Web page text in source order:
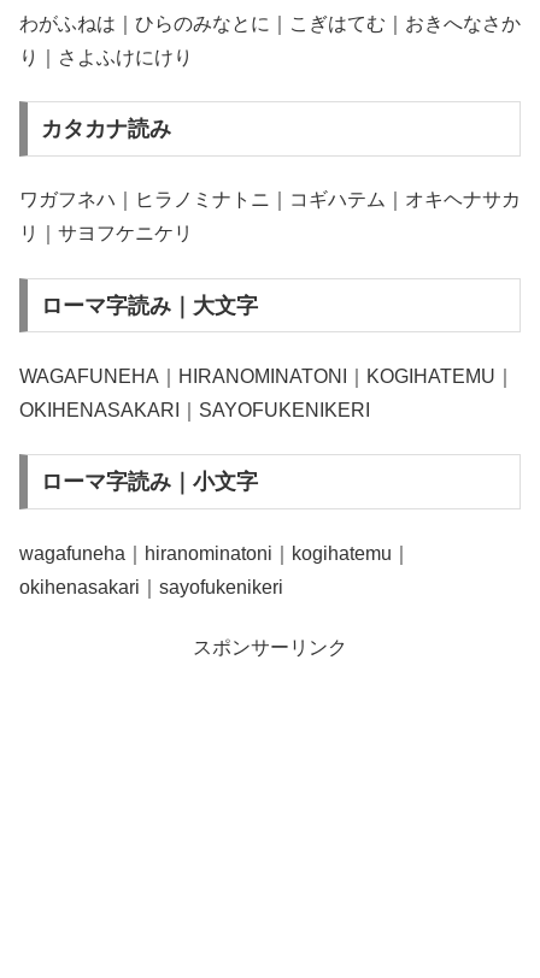
わがふねは｜ひらのみなとに｜こぎはてむ｜おきへなさか
り｜さよふけにけり
カタカナ読み
ワガフネハ｜ヒラノミナトニ｜コギハテム｜オキヘナサカ
リ｜サヨフケニケリ
ローマ字読み｜大文字
WAGAFUNEHA｜HIRANOMINATONI｜KOGIHATEMU｜
OKIHENASAKARI｜SAYOFUKENIKERI
ローマ字読み｜小文字
wagafuneha｜hiranominatoni｜kogihatemu｜
okihenasakari｜sayofukenikeri
スポンサーリンク